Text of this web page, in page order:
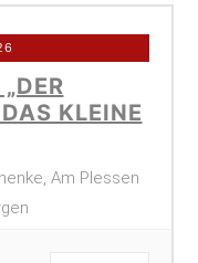
KLEINE
Am Plessen